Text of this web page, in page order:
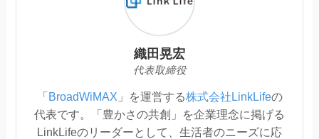
織田晃宏
代表取締役
「BroadWiMAX 」を運営する株式会社LinkLifeの
代表です。「豊かさの共創」を企業理念に掲げる
LinkLifeのリーダーとして、生活者のニーズに応